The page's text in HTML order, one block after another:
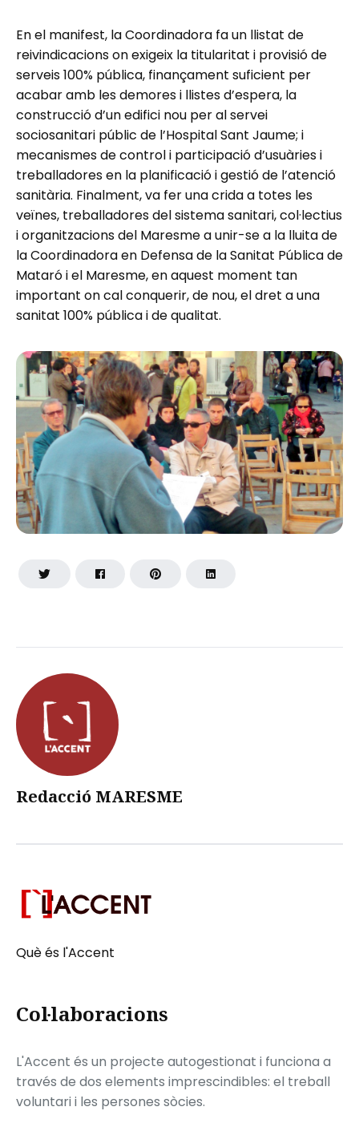
Redacció MARESME
En el manifest, la Coordinadora fa un llistat de
reivindicacions on exigeix la titularitat i provisió de
serveis 100% pública, finançament suficient per
acabar amb les demores i llistes d’espera, la
construcció d’un edifici nou per al servei
sociosanitari públic de l’Hospital Sant Jaume; i
mecanismes de control i participació d’usuàries i
treballadores en la planificació i gestió de l’atenció
sanitària. Finalment, va fer una crida a totes les
veïnes, treballadores del sistema sanitari, col·lectius
i organitzacions del Maresme a unir-se a la lluita de
la Coordinadora en Defensa de la Sanitat Pública de
Mataró i el Maresme, en aquest moment tan
important on cal conquerir, de nou, el dret a una
sanitat 100% pública i de qualitat.
Què és l'Accent
Col·laboracions
L'Accent és un projecte autogestionat i funciona a
través de dos elements imprescindibles: el treball
voluntari i les persones sòcies.